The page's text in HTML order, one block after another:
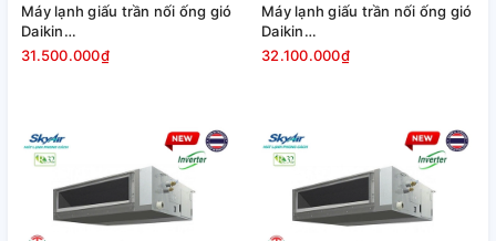
Máy lạnh giấu trần nối ống gió
Daikin
FBFC71DVM9/RZFC71EY1 -
31.500.000₫
Máy lạnh giấu trần nối ống gió
Daikin
FBFC85DVM9/RZFC85EY1 -
32.100.000₫